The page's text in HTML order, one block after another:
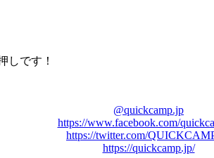
しです！
@quickcamp.jp
https://www.facebook.com/
https://twitter.com/
https://quickcamp.jp/